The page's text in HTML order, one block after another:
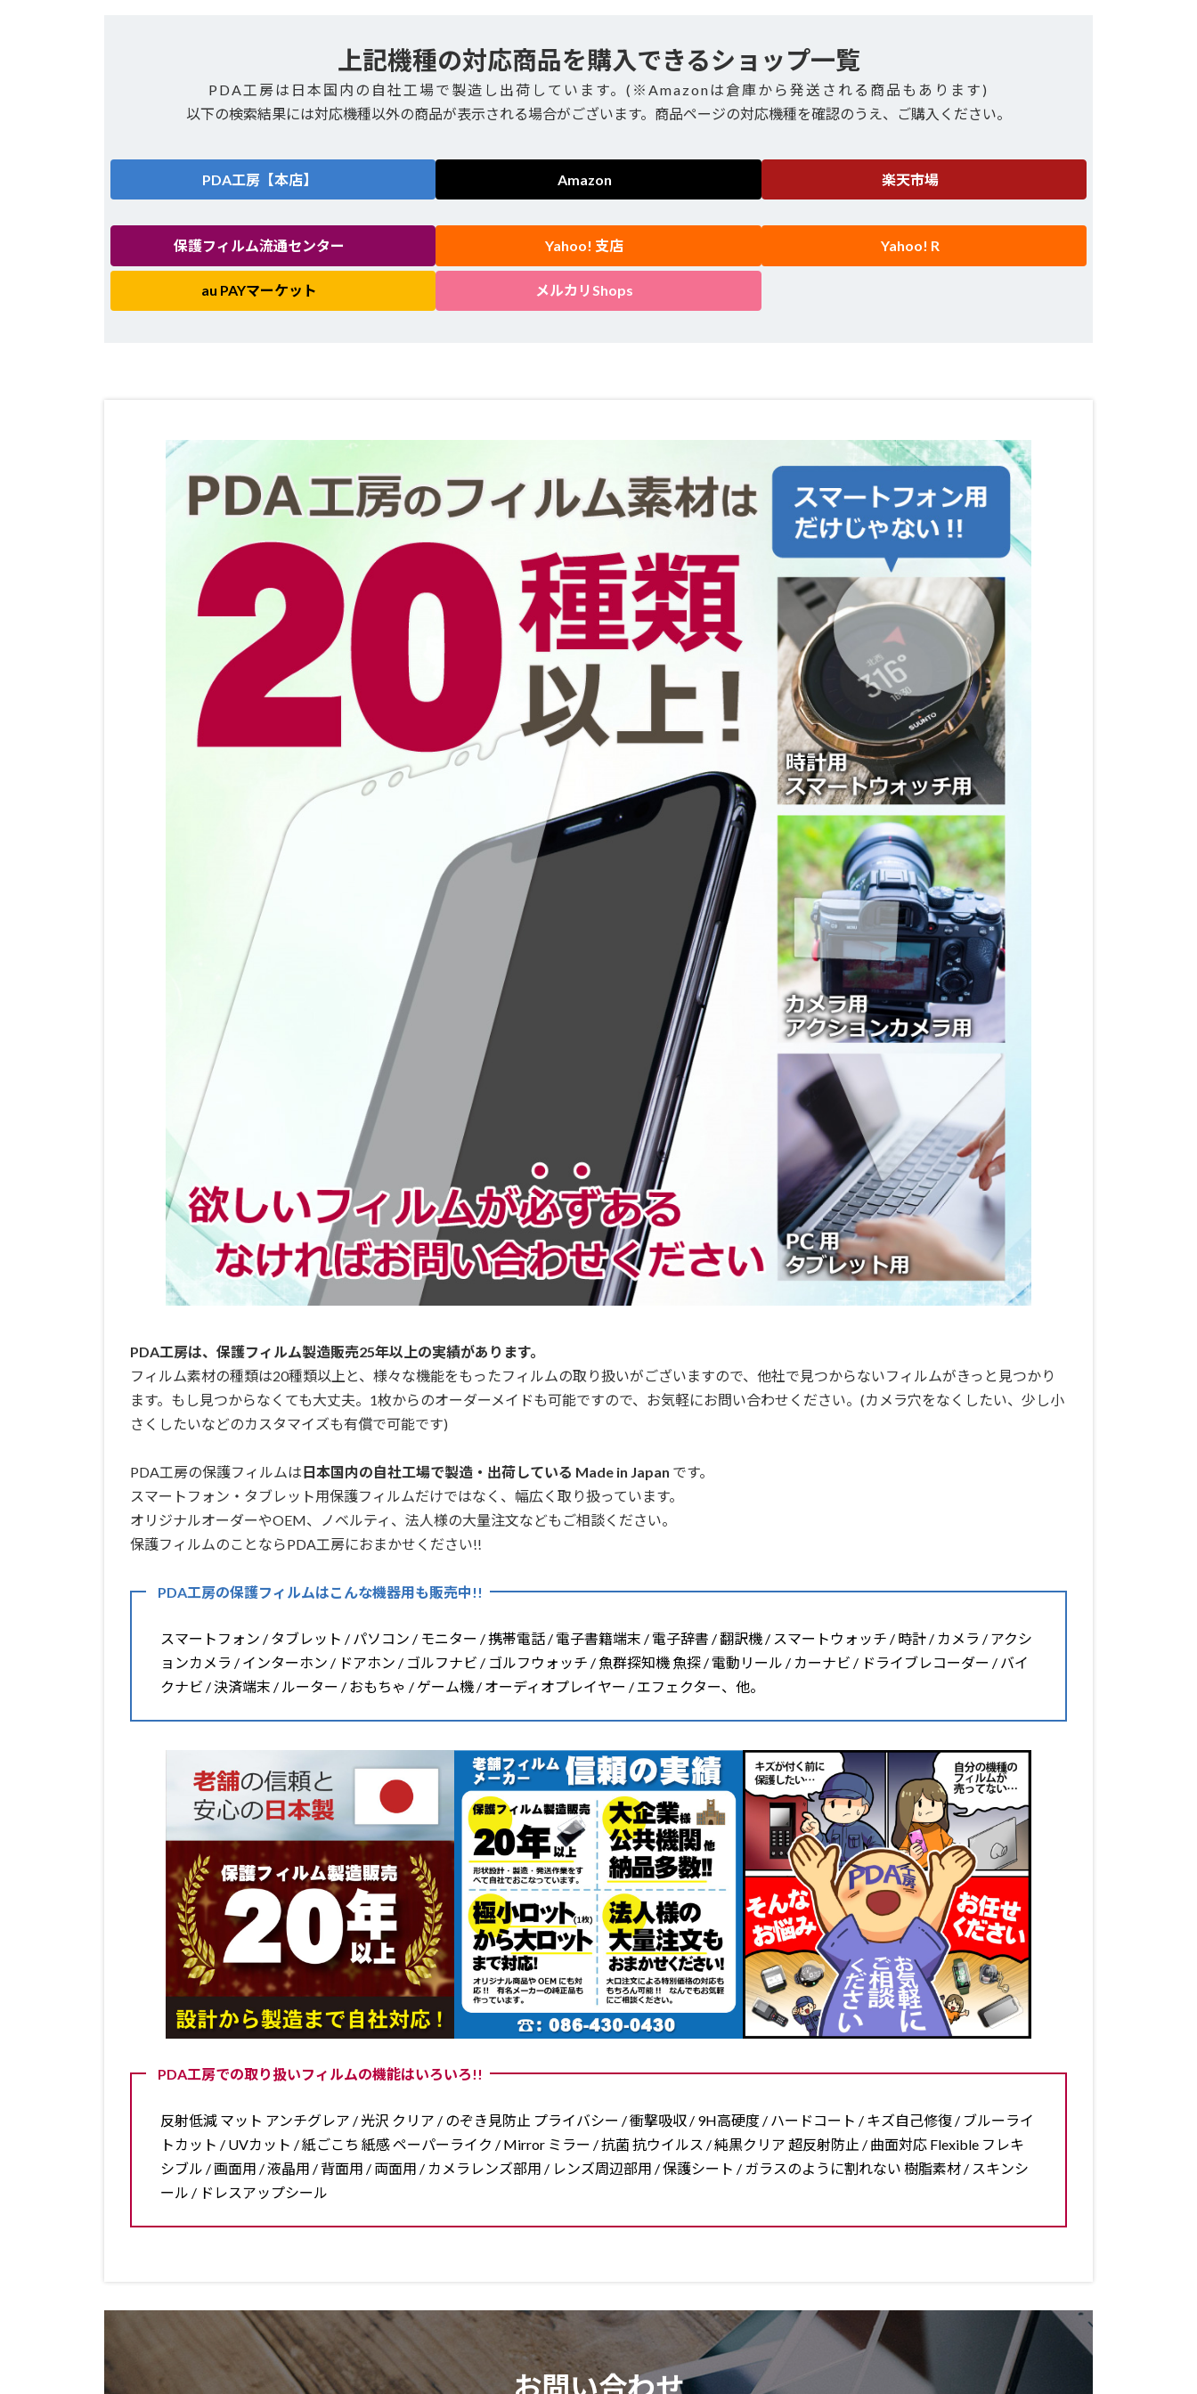
上記機種の対応商品を購入できるショップ一覧
PDA工房は日本国内の自社工場で製造し出荷しています。(※Amazonは倉庫から発送される商品もあります)
以下の検索結果には対応機種以外の商品が表示される場合がございます。商品ページの対応機種を確認のうえ、ご購入ください。
PDA工房【本店】 Amazon 楽天市場
保護フィルム流通センター Yahoo! 支店 Yahoo! R
au PAYマーケット メルカリShops
PDA工房は、保護フィルム製造販売25年以上の実績があります。
フィルム素材の種類は20種類以上と、様々な機能をもったフィルムの取り扱いがございますので、他社で見つからないフィルムがきっと見つかり
ます。もし見つからなくても大丈夫。1枚からのオーダーメイドも可能ですので、お気軽にお問い合わせください。(カメラ穴をなくしたい、少し小
さくしたいなどのカスタマイズも有償で可能です)
PDA工房の保護フィルムは 日本国内の自社工場で製造・出荷している Made in Japan です。
スマートフォン・タブレット用保護フィルムだけではなく、幅広く取り扱っています。
オリジナルオーダーやOEM、ノベルティ、法人様の大量注文などもご相談ください。
保護フィルムのことならPDA工房におまかせください!!
PDA工房の保護フィルムはこんな機器用も販売中!!
スマートフォン / タブレット / パソコン / モニター / 携帯電話 / 電子書籍端末 / 電子辞書 / 翻訳機 / スマートウォッチ / 時計 / カメラ / アクシ
ョンカメラ / インターホン / ドアホン / ゴルフナビ / ゴルフウォッチ / 魚群探知機 魚探 / 電動リール / カーナビ / ドライブレコーダー / バイ
クナビ / 決済端末 / ルーター / おもちゃ / ゲーム機 / オーディオプレイヤー / エフェクター、他。
PDA工房での取り扱いフィルムの機能はいろいろ!!
反射低減 マット アンチグレア / 光沢 クリア / のぞき見防止 プライバシー / 衝撃吸収 / 9H高硬度 / ハードコート / キズ自己修復 / ブルーライ
トカット / UVカット / 紙ごこち 紙感 ペーパーライク / Mirror ミラー / 抗菌 抗ウイルス / 純黒クリア 超反射防止 / 曲面対応 Flexible フレキ
シブル / 画面用 / 液晶用 / 背面用 / 両面用 / カメラレンズ部用 / レンズ周辺部用 / 保護シート / ガラスのように割れない 樹脂素材 / スキンシ
ール / ドレスアップシール
お問い合わせ